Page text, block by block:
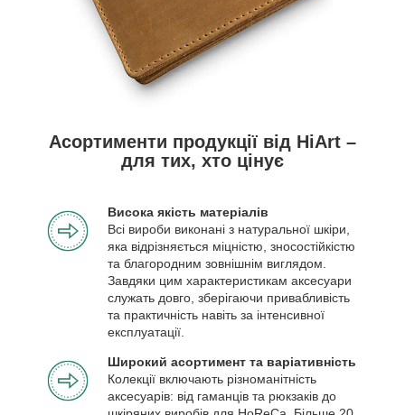
Асортименти продукції від HiArt –
для тих, хто цінує
Висока якість матеріалів
Всі вироби виконані з натуральної шкіри,
яка відрізняється міцністю, зносостійкістю
та благородним зовнішнім виглядом.
Завдяки цим характеристикам аксесуари
служать довго, зберігаючи привабливість
та практичність навіть за інтенсивної
експлуатації.
Широкий асортимент та варіативність
Колекції включають різноманітність
аксесуарів: від гаманців та рюкзаків до